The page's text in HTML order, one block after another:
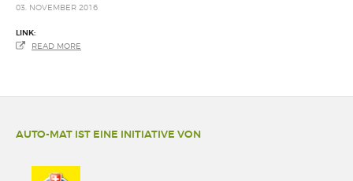
03. NOVEMBER 2016
LINK:
READ MORE
AUTO-MAT IST EINE INITIATIVE VON